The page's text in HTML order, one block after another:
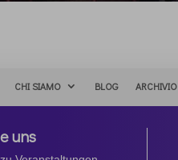
CHI SIAMO BLOG ARCHIVIO
uns